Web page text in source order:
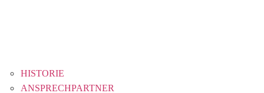
HISTORIE
ANSPRECHPARTNER